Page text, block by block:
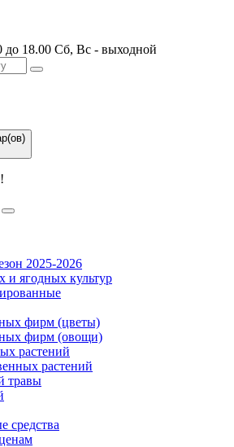
до 18.00 Сб, Вс - выходной
2025-2026
ягодных культур
фирм (цветы)
фирм (овощи)
растений
растений
травы
средства